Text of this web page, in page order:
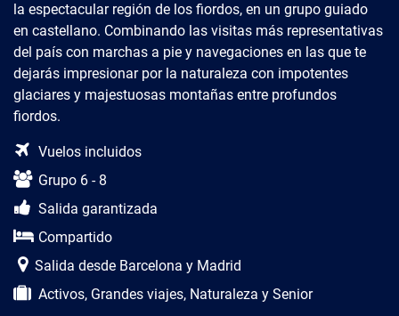
la espectacular región de los fiordos, en un grupo guiado
en castellano. Combinando las visitas más representativas
del país con marchas a pie y navegaciones en las que te
dejarás impresionar por la naturaleza con impotentes
glaciares y majestuosas montañas entre profundos
fiordos.
Descripción del viaje
Vuelos incluidos
Grupo 6 - 8
Salida garantizada
Compartido
Salida desde Barcelona y Madrid
Activos, Grandes viajes, Naturaleza y Senior